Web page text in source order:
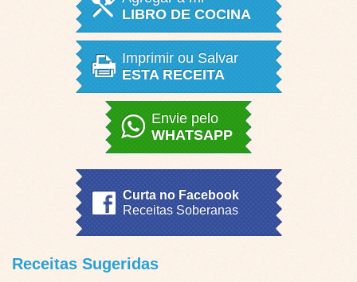
LIBRO DE COCINA
Imprimir ou Salvar
ESTA RECEITA
Envie pelo
WHATSAPP
Curta no Facebook
Receitas Soberanas
Receitas Sugeridas